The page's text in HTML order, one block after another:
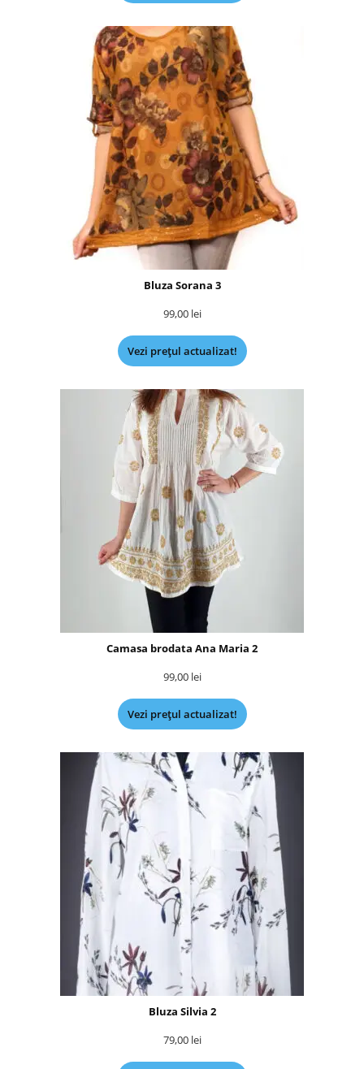
Bluza Sorana 3
99,00 lei
Vezi prețul actualizat!
Camasa brodata Ana Maria 2
99,00 lei
Vezi prețul actualizat!
Bluza Silvia 2
79,00 lei